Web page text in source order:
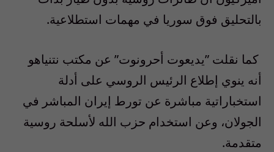
بالتحليق فوق سوريا‫ في مهمات استطلاعية.‬
‎ كما نقلت ‫”‬يديعوت أحرونوت‫”‬ عن مكتب نتنياهو
أنه ينوي إطلاع الرئيس الروسي على أدلة
استخباراتية مباشرة عن تورط إيران المباشر في
الجولان، وعن استخدام حزب الله لأسلحة روسية
متقدمة‫.‬